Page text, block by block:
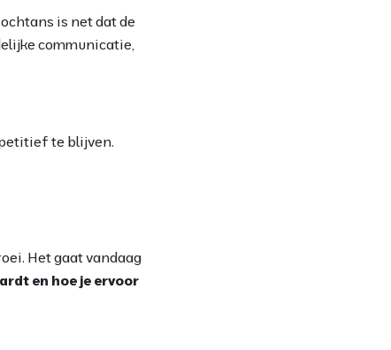
is net dat de
communicatie,
te blijven.
Het gaat vandaag
en hoe je ervoor